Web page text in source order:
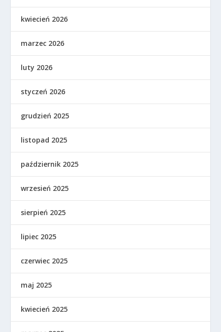
kwiecień 2026
marzec 2026
luty 2026
styczeń 2026
grudzień 2025
listopad 2025
październik 2025
wrzesień 2025
sierpień 2025
lipiec 2025
czerwiec 2025
maj 2025
kwiecień 2025